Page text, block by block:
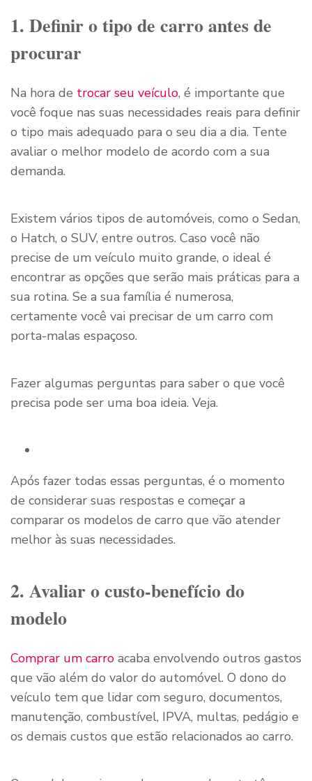
1. Definir o tipo de carro antes de
procurar
Na hora de trocar seu veículo, é importante que
você foque nas suas necessidades reais para definir
o tipo mais adequado para o seu dia a dia. Tente
avaliar o melhor modelo de acordo com a sua
demanda.
Existem vários tipos de automóveis, como o Sedan,
o Hatch, o SUV, entre outros. Caso você não
precise de um veículo muito grande, o ideal é
encontrar as opções que serão mais práticas para a
sua rotina. Se a sua família é numerosa,
certamente você vai precisar de um carro com
porta-malas espaçoso.
Fazer algumas perguntas para saber o que você
precisa pode ser uma boa ideia. Veja.
Após fazer todas essas perguntas, é o momento
de considerar suas respostas e começar a
comparar os modelos de carro que vão atender
melhor às suas necessidades.
2. Avaliar o custo-benefício do
modelo
Comprar um carro acaba envolvendo outros gastos
que vão além do valor do automóvel. O dono do
veículo tem que lidar com seguro, documentos,
manutenção, combustível, IPVA, multas, pedágio e
os demais custos que estão relacionados ao carro.